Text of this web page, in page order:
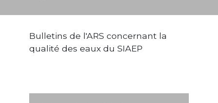
Bulletins de l'ARS concernant la
qualité des eaux du SIAEP